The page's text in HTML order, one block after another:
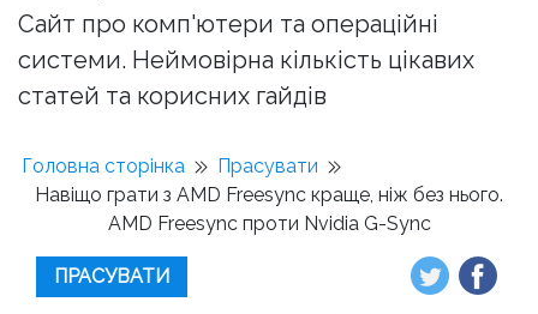
Сайт про комп'ютери та операційні
системи. Неймовірна кількість цікавих
статей та корисних гайдів
Головна сторінка
Прасувати
Навіщо грати з AMD Freesync краще, ніж без нього.
AMD Freesync проти Nvidia G-Sync
ПРАСУВАТИ